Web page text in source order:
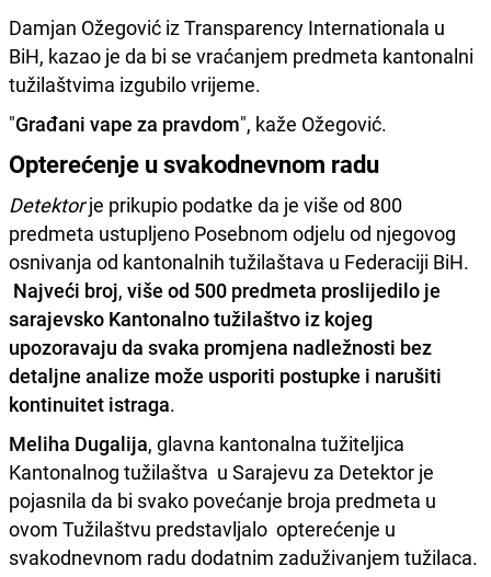
Damjan Ožegović iz Transparency Internationala u
BiH, kazao je da bi se vraćanjem predmeta kantonalni
tužilaštvima izgubilo vrijeme.
"Građani vape za pravdom", kaže Ožegović.
Opterećenje u svakodnevnom radu
Detektorje prikupio podatke da je više od 800
predmeta ustupljeno Posebnom odjelu od njegovog
osnivanja od kantonalnih tužilaštava u Federaciji BiH.
Najveći broj, više od 500 predmeta proslijedilo je
sarajevsko Kantonalno tužilaštvo iz kojeg
upozoravaju da svaka promjena nadležnosti bez
detaljne analize može usporiti postupke i narušiti
kontinuitet istraga.
Meliha Dugalija, glavna kantonalna tužiteljica
Kantonalnog tužilaštva u Sarajevu za Detektor je
pojasnila da bi svako povećanje broja predmeta u
ovom Tužilaštvu predstavljalo opterećenje u
svakodnevnom radu dodatnim zaduživanjem tužilaca.